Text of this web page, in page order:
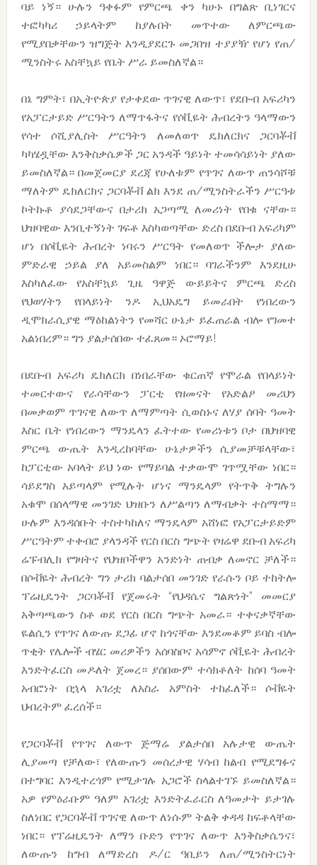
ባይ ነኝ። ሁሉን ዓቀፉም የምርጫ ቀን ካሁኑ በግልጽ ቢነገርና
ተፎካካሪ ኃይላትም ከያሉበት መጥተው ለምርጫው
የሚያበቃቸውን ዝግጅት እንዲያደርጉ መጋበዝ ተያያዥ የሆነ የጠ/
ሚንስትሩ አስቸኳይ የቤት ሥራ ይመስለኛል።
በኔ ግምት፣ በኢትዮጵያ የታቀደው ጥገናዊ ለውጥ፣ የደቡብ አፍሪካን
የአፓርታይድ ሥርዓትን ለማጥፋትና የሶቪዬት ሕብረትን ዓላማውን
የሳተ ሶሺያሊስት ሥርዓትን ለመለወጥ ዴክለርክና ጋርባቾቭ
ካካሄዷቸው እንቅስቃሴዎች ጋር አንዳች ዓይነት ተመሳሳይነት ያለው
ይመስለኛል። በመጀመርያ ደረጃ የሁለቱም የጥገና ለውጥ ጠንሳሾቹ
ማለትም ዴክለርክና ጋርባቾቭ ልክ እንደ ጠ/ሚንስትራችን ሥርዓቱ
ኮትኩቶ ያሳደጋቸውና በታሪክ አጋጣሚ ለመሪነት የበቁ ናቸው።
ህዝባዊው እንቢተኝነት ገፍቶ እስካወጣቸው ድረስ በደቡብ አፍሪካም
ሆነ በሶቪዬት ሕብረት ነባሩን ሥርዓት የመለወጥ ችሎታ ያለው
ምድራዊ ኃይል ያለ አይመስልም ነበር። ባገራችንም እንደዚሁ
እስካለፈው የአስቸኳይ ጊዜ ዓዋጅ ውይይትና ምርጫ ድረስ
የህወሃትን የበላይነት ንዶ ኢህአዴግ ይመራበት የነበረውን
ዲሞክራሲያዊ ማዕከልነትን የመሻር ሁኔታ ይፈጠራል ብሎ የገመተ
አልነበረም። ግን ያልታሰበው ተፈጸመ። ኦሮማይ!
በደቡብ አፍሪካ ዴክለርክ በነበራቸው ቁርጠኛ የሞራል የበላይነት
ተመርተውና የራሳቸውን ፓርቲ የዘመናት የአድልዖ መሪህን
በመቃወም ጥገናዊ ለውጥ ለማምጣት ሲወስኑና ለሃያ ሰባት ዓመት
እስር ቤት የነበረውን ማንዴላን ፈትተው የመሪነቱን ቦታ በህዝባዊ
ምርጫ ውጤት እንዲረከባቸው ሁኔታዎችን ሲያመቻቹላቸው፣
ከፓርቲው አባላት ይህ ነው የማይባል ተቃውሞ ገጥሟቸው ነበር።
ሳይደግስ አይጣላም የሚሉት ሆነና ማንዴላም የትጥቅ ትግሉን
አቁሞ በሰላማዊ መንገድ ህዝቡን ለሥልጣን ለማብቃት ተስማማ።
ሁሉም እንዳሰቡት ተስተካከለና ማንዴላም አሸነፎ የአፓርታይድም
ሥርዓትም ተቀብሮ ያላንዳች የርስ በርስ ግጭት የዛሬዋ ደቡብ አፍሪካ
ሬፑብሊክ የግዛትና የህዝቦችዋን አንድነት ጠብቃ ለመኖር ቻለች።
በሶቭዬት ሕብረት ግን ታሪክ ባልታሰበ መንገድ የራሱን ቦይ ተከትሎ
ፕሬዚዴንት ጋርባቾቭ የጀመሩት “የህዳሴና ግልጽነት” መመርያ
አቅጣጫውን ስቶ ወደ የርስ በርስ ግጭት አመራ። ተቀናቃኛቸው
ዬልሲን የጥገና ለውጡ ደጋፊ ሆኖ ከጎናቸው እንደመቆም ይባስ ብሎ
ጥቂት የሌሎች ብሄር መሪዎችን አሰባስቦና አሳምኖ ሶቪዬት ሕብረት
እንድትፈርስ መዶለት ጀመረ። ያሰበውም ተሳክቶለት ከሰባ ዓመት
አብሮነት በኋላ አገሪቷ ለአስራ አምስት ተከፈለች። ሶቭዬት
ህብረትም ፈረሰች።
የጋርባቾቭ የጥገና ለውጥ ጅማሬ ያልታሰበ አሉታዊ ውጤት
ሊያመጣ የቻለው፣ የለውጡን መሰረታዊ ሃሳብ ከልብ የሚደግፉና
በተግባር እንዲተረጎም የሚታገሉ አጋሮች ስላልተገኙ ይመስለኛል።
አዎ የምዕራቡም ዓለም አገሪቷ እንድትፈራርስ ለዓመታት ይታገሉ
ስለነበር የጋርባቾቭ ጥገናዊ ለውጥ ለነሱም ትልቅ ቀዳዳ ከፍቶላቸው
ነበር። የፕሬዚዴንት ለማን ቡድን የጥገና ለውጥ እንቅስቃሴንና፣
ለውጡን ከግብ ለማድረስ ዶ/ር ዓቢይን ለጠ/ሚንስትርነት